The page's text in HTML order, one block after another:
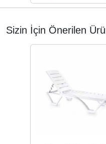
Sizin İçin Önerilen